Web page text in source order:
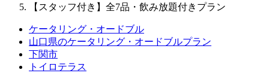
【スタッフ付き】全7品・飲み放題付きプラン
ケータリング・オードブル
山口県のケータリング・オードブルプラン
下関市
トイロテラス